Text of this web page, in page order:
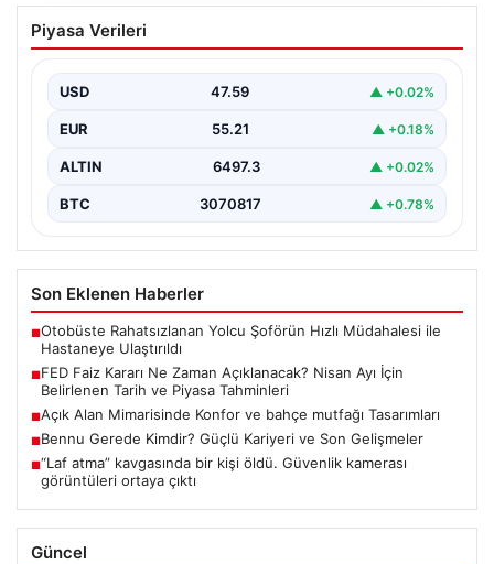
FED Faiz Kararı Ne Zaman Açıklanacak?
Nisan Ayı İçin Belirlenen Tarih ve Piyasa
Altın, dolar, borsa ve kripto para yatırımcılarının
Piyasa Verileri
USD 47.59 ▲ +0.02%
EUR 55.21 ▲ +0.18%
ALTIN 6497.3 ▲ +0.02%
BTC 3070817 ▲ +0.78%
Son Eklenen Haberler
■Otobüste Rahatsızlanan Yolcu Şoförün Hızlı Müdahalesi ile
Hastaneye Ulaştırıldı
■FED Faiz Kararı Ne Zaman Açıklanacak? Nisan Ayı İçin
Belirlenen Tarih ve Piyasa Tahminleri
■Açık Alan Mimarisinde Konfor ve bahçe mutfağı Tasarımları
■Bennu Gerede Kimdir? Güçlü Kariyeri ve Son Gelişmeler
■“Laf atma” kavgasında bir kişi öldü. Güvenlik kamerası
görüntüleri ortaya çıktı
Güncel